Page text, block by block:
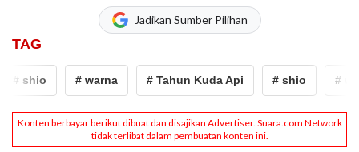
Jadikan Sumber Pilihan
TAG
# shio # warna # Tahun Kuda Api # shio #